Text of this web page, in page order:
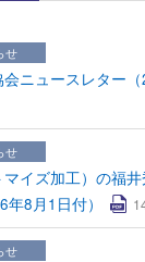
English 中文
せ
ニュースレター
せ
イズ加工）の福
8月1日付）
せ